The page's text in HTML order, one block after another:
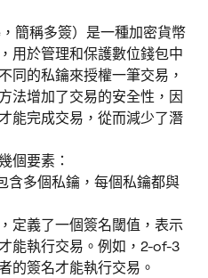
簡稱多簽）是一種加密貨幣
用於管理和保護數位錢包中
同的私鑰來授權一筆交易，
法增加了交易的安全性，因
能完成交易，從而減少了潛
個要素：
含多個私鑰，每個私鑰都與
定義了一個簽名閾值，表示
能執行交易。例如，2-of-3
的簽名才能執行交易。